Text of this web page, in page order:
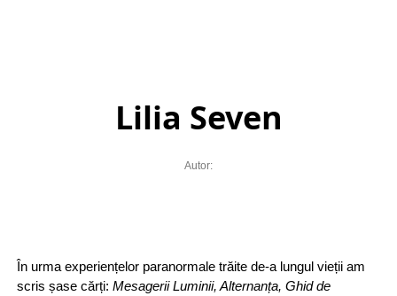
Lilia Seven
Autor:
În urma experiențelor paranormale trăite de-a lungul vieții am
scris șase cărți: Mesagerii Luminii, Alternanța, Ghid de